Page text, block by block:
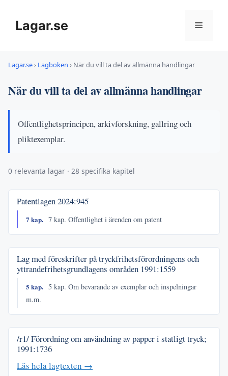
innehållLagar.se Meny
Lagar.se› Lagboken › När du vill ta del av allmänna handlingar
När du vill ta del av allmänna handlingar
Offentlighetsprincipen, arkivforskning, gallring och
pliktexemplar.
0 relevanta lagar · 28 specifika kapitel
Patentlagen2024:945
7 kap. 7 kap. Offentlighet i ärenden om patent
Lag med föreskrifter på tryckfrihetsförordningens och
yttrandefrihetsgrundlagens områden 1991:1559
5 kap. 5 kap. Om bevarande av exemplar och inspelningar
m.m.
/r1/ Förordning om användning av papper i statligt tryck;
1991:1736
Läs hela lagtexten →